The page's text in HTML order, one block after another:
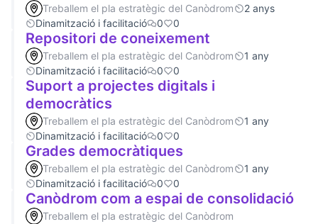
Treballem el pla estratègic del Canòdrom
2 anys
Dinamització i facilitació
0 0
Repositori de coneixement
Treballem el pla estratègic del Canòdrom
1 any
Dinamització i facilitació
0 0
Suport a projectes digitals i
democràtics
Treballem el pla estratègic del Canòdrom
1 any
Dinamització i facilitació
0 0
Grades democràtiques
Treballem el pla estratègic del Canòdrom
1 any
Dinamització i facilitació
0 0
Canòdrom com a espai de consolidació
Treballem el pla estratègic del Canòdrom